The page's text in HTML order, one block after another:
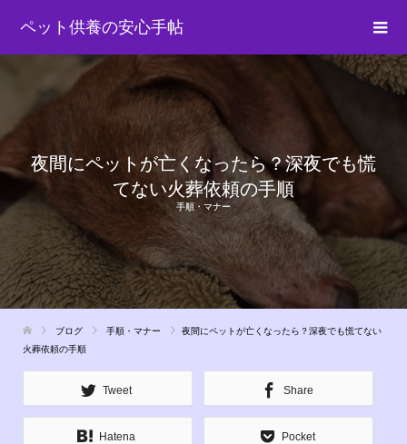
ペット供養の安心手帖
夜間にペットが亡くなったら？深夜でも慌
てない火葬依頼の手順
手順・マナー
ブログ 手順・マナー
夜間にペットが亡くなったら？深夜でも慌てない
火葬依頼の手順
Tweet Share
Hatena Pocket